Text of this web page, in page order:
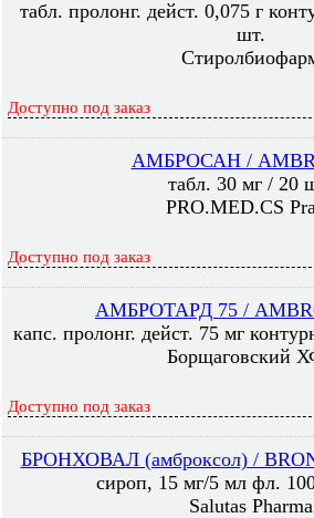
табл. пролонг. дейст. 0,075 г
шт.
Доступно под заказ
АМБРОСАН /
табл. 30 мг / 20
PRO.MED.CS
Доступно под заказ
АМБРОТАРД 75 /
капс. пролонг. дейст. 75 мг
Борщаговский
Доступно под заказ
БРОНХОВАЛ (амброксол) /
сироп, 15 мг/5 мл фл.
Salutas Pharma